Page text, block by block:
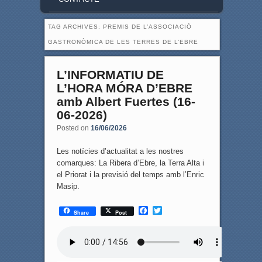
TAG ARCHIVES: PREMIS DE L’ASSOCIACIÓ
GASTRONÒMICA DE LES TERRES DE L’EBRE
L’INFORMATIU DE
L’HORA MÓRA D’EBRE
amb Albert Fuertes (16-
06-2026)
Posted on 16/06/2026
Les notícies d’actualitat a les nostres
comarques: La Ribera d’Ebre, la Terra Alta i
el Priorat i la previsió del temps amb l’Enric
Masip.
Share Post
F
T